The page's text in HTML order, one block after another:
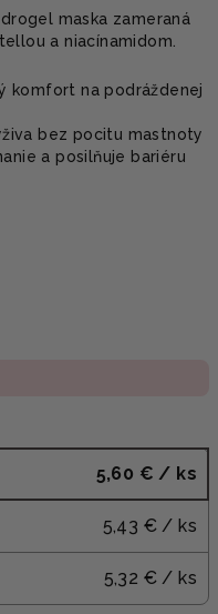
maska zameraná
a niacínamidom.
komfort na podráždenej
bez pocitu mastnoty
a posilňuje bariéru
5,60 € / ks
5,43 € / ks
5,32 € / ks